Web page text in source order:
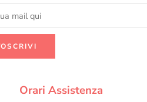
Orari Assistenza